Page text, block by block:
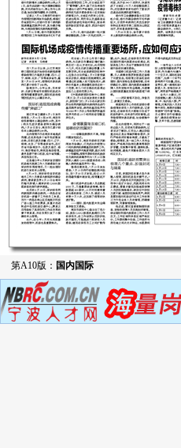
第A10版： 国内国际